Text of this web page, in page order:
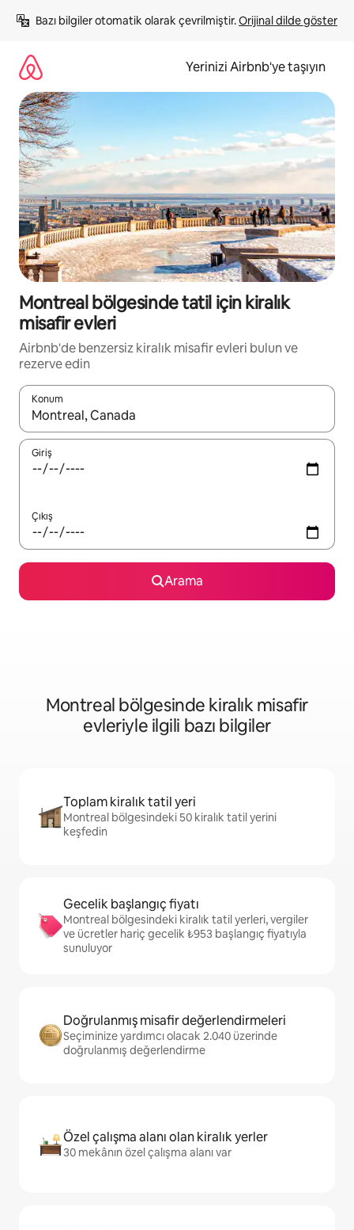
atla
Bazı bilgiler otomatik olarak çevrilmiştir. Orijinal dilde göster
Yerinizi Airbnb'ye taşıyın
Montreal bölgesinde tatil için kiralık
misafir evleri
Airbnb'de benzersiz kiralık misafir evleri bulun ve
rezerve edin
Konum
Sonuçlar kullanılabilir olduğunda yukarı ve aşağı oklarıyla
Giriş
Çıkış
Arama
Montreal bölgesinde kiralık misafir
evleriyle ilgili bazı bilgiler
Toplam kiralık tatil yeri
Montreal bölgesindeki 50 kiralık tatil yerini
keşfedin
Gecelik başlangıç fiyatı
Montreal bölgesindeki kiralık tatil yerleri, vergiler
ve ücretler hariç gecelik ₺953 başlangıç fiyatıyla
sunuluyor
Doğrulanmış misafir değerlendirmeleri
Seçiminize yardımcı olacak 2.040 üzerinde
doğrulanmış değerlendirme
Özel çalışma alanı olan kiralık yerler
30 mekânın özel çalışma alanı var